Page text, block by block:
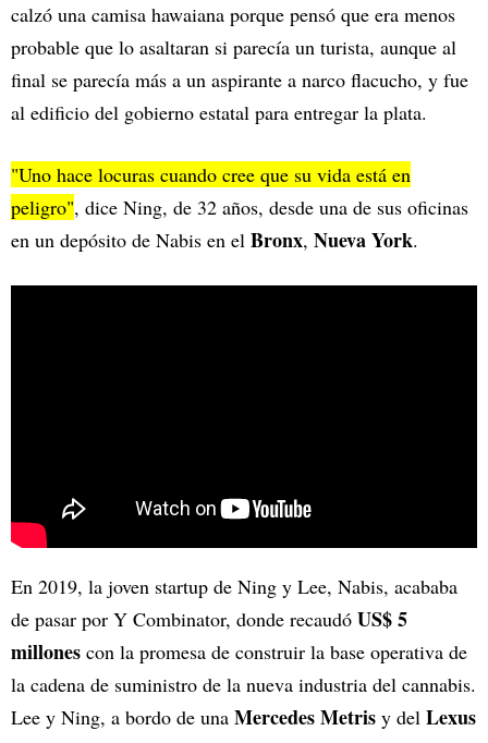
calzó una camisa hawaiana porque pensó que era menos
probable que lo asaltaran si parecía un turista, aunque al
final se parecía más a un aspirante a narco flacucho, y fue
al edificio del gobierno estatal para entregar la plata.
"Uno hace locuras cuando cree que su vida está en
peligro", dice Ning, de 32 años, desde una de sus oficinas
en un depósito de Nabis en el Bronx, Nueva York.
En 2019, la joven startup de Ning y Lee, Nabis, acababa
de pasar por Y Combinator, donde recaudó US$ 5
millones con la promesa de construir la base operativa de
la cadena de suministro de la nueva industria del cannabis.
Lee y Ning, a bordo de una Mercedes Metris y del Lexus